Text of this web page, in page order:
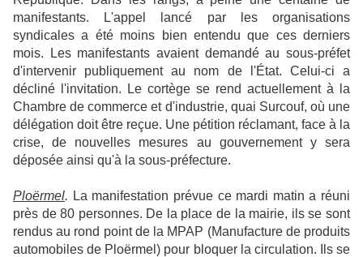
manifestants. L'appel lancé par les organisations
syndicales a été moins bien entendu que ces derniers
mois. Les manifestants avaient demandé au sous-préfet
d'intervenir publiquement au nom de l'État. Celui-ci a
décliné l'invitation. Le cortège se rend actuellement à la
Chambre de commerce et d'industrie, quai Surcouf, où une
délégation doit être reçue. Une pétition réclamant, face à la
crise, de nouvelles mesures au gouvernement y sera
déposée ainsi qu'à la sous-préfecture.
Ploërmel. La manifestation prévue ce mardi matin a réuni
près de 80 personnes. De la place de la mairie, ils se sont
rendus au rond point de la MPAP (Manufacture de produits
automobiles de Ploërmel) pour bloquer la circulation. Ils se